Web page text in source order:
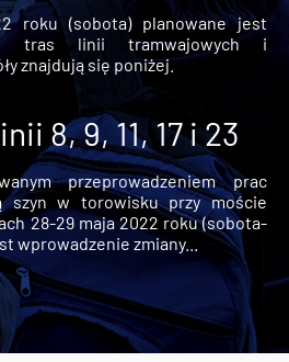
roku (sobota) planowane jest
tras linii tramwajowych i
znajdują się poniżej.
8, 9, 11, 17 i 23
przeprowadzeniem prac
szyn w torowisku przy moście
28-29 maja 2022 roku (sobota-
wprowadzenie zmiany...